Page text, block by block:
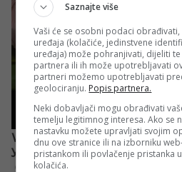
Saznajte više
Vaši će se osobni podaci
uređaja (kolačiće, jedinstvene
uređaja) može pohranjivati, dijeliti
partnera ili ih može upotrebljavati
partneri možemo upotrebljavati
geolociranju. Popis partnera.
Neki dobavljači mogu obrađivati
temelju legitimnog interesa. Ako se
nastavku možete upravljati svojim
dnu ove stranice ili na izborniku
pristankom ili povlačenje pristanka
kolačića.